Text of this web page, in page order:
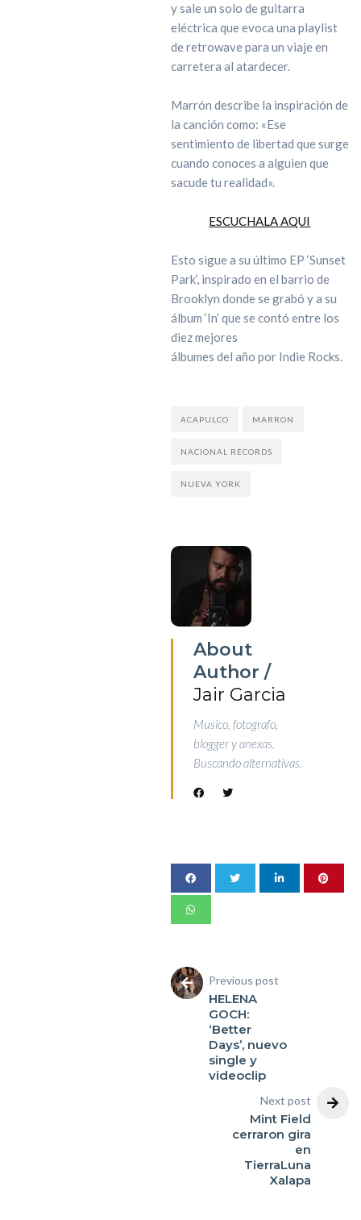
y sale un solo de guitarra
eléctrica que evoca una playlist
de retrowave para un viaje en
carretera al atardecer.
Marrón describe la inspiración de
la canción como: «Ese
sentimiento de libertad que surge
cuando conoces a alguien que
sacude tu realidad».
ESCUCHALA AQUI
Esto sigue a su último EP ‘Sunset
Park’, inspirado en el barrio de
Brooklyn donde se grabó y a su
álbum ‘In’ que se contó entre los
diez mejores
álbumes del año por Indie Rocks.
ACAPULCO MARRON
NACIONAL RÉCORDS
NUEVA YORK
About
Author /
Jair Garcia
Musico, fotografo,
blogger y anexas.
Buscando alternativas.
Previous post
HELENA
GOCH:
‘Better
Days’, nuevo
single y
videoclip
Next post
Mint Field
cerraron gira
en
TierraLuna
Xalapa